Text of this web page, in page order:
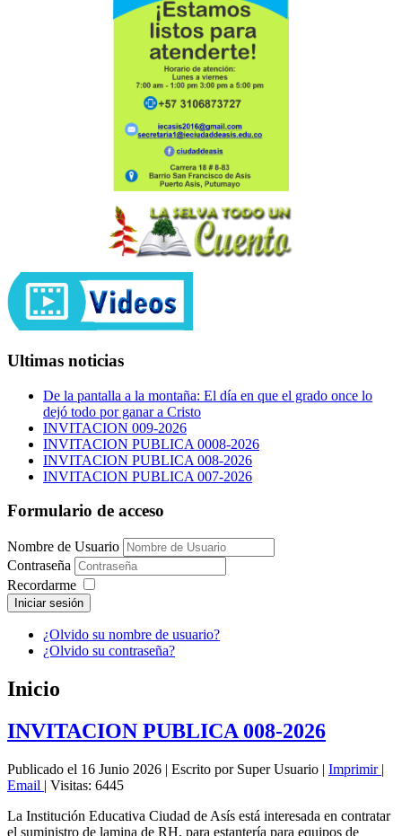
Ultimas noticias
De la pantalla a la montaña: El día en que el grado once lo
dejó todo por ganar a Cristo
INVITACION 009-2026
INVITACION PUBLICA 0008-2026
INVITACION PUBLICA 008-2026
INVITACION PUBLICA 007-2026
Formulario de acceso
Nombre de Usuario
Contraseña
Recordarme
Iniciar sesión
¿Olvido su nombre de usuario?
¿Olvido su contraseña?
Inicio
INVITACION PUBLICA 008-2026
Publicado el 16 Junio 2026 | Escrito por Super Usuario | Imprimir |
Email | Visitas: 6445
La Institución Educativa Ciudad de Asís está interesada en contratar
el suministro de lamina de RH, para estantería para equipos de